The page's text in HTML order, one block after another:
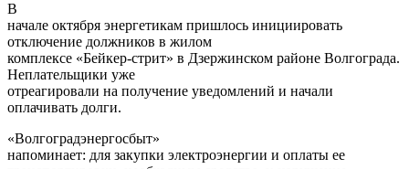
В
начале октября энергетикам пришлось инициировать
отключение должников в жилом
комплексе «Бейкер-стрит» в Дзержинском районе Волгограда.
Неплательщики уже
отреагировали на получение уведомлений и начали
оплачивать долги.
«Волгоградэнергосбыт»
напоминает: для закупки электроэнергии и оплаты ее